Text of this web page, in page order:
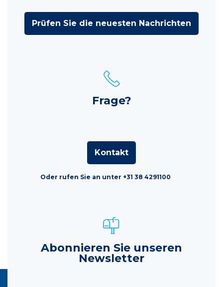
Prüfen Sie die neuesten Nachrichten
Frage?
Kontakt
Oder rufen Sie an unter +31 38 4291100
Abonnieren Sie unseren
Newsletter